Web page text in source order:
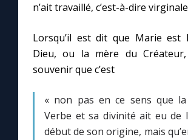
n’ait travaillé, c’est-à-dire
Lorsqu’il est dit que Marie est
Dieu, ou la mère du
souvenir que c’est
« non pas en ce sens que
Verbe et sa divinité ait eu de
début de son origine, mais